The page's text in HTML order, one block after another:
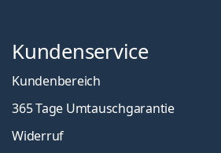
Kundenservice
Kundenbereich
365 Tage Umtauschgarantie
Widerruf